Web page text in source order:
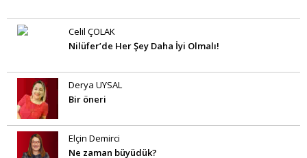
Celil ÇOLAK
Nilüfer’de Her Şey Daha İyi Olmalı!
Derya UYSAL
Bir öneri
Elçin Demirci
Ne zaman büyüdük?